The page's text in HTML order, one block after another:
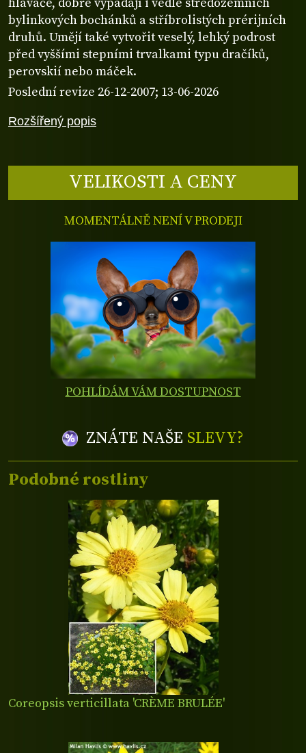
Rozšířený popis
hlaváče, dobře vypadají i vedle středozemních
bylinkových bochánků a stříbrolistých prérijních
druhů. Umějí také vytvořit veselý, lehký podrost
před vyššími stepními trvalkami typu dračíků,
perovskií nebo máček.
Poslední revize 26-12-2007; 13-06-2026
VELIKOSTI A CENY
MOMENTÁLNĚ NENÍ V PRODEJI
POHLÍDÁM VÁM DOSTUPNOST
ZNÁTE NAŠE SLEVY?
Podobné rostliny
Coreopsis verticillata 'CRÈME BRULÉE'